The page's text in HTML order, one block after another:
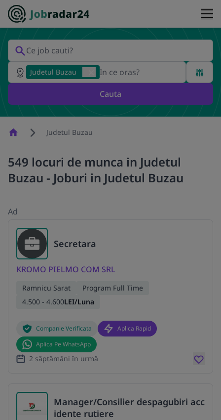
Judetul Buzau
Cauta
HomepageJudetul Buzau
549 locuri de munca in Judetul
Buzau - Joburi in Judetul Buzau
Ad
Secretara
KROMO PIELMO COM SRL
Ramnicu Sarat
Program Full Time
4.500 - 4.600LEI/Luna
Companie Verificata
Aplica Rapid
Aplica Pe WhatsApp
2 săptămâni în urmă
Manager/Consilier despagubiri acc
idente rutiere